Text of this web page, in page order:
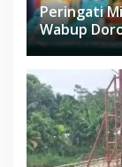
Peringati
Wabup
Menuju